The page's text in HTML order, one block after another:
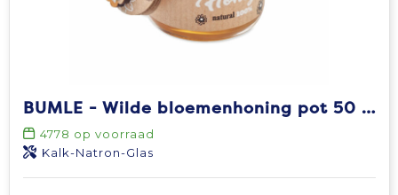
BUMLE - Wilde bloemenhoning pot 50 gr
4778 op voorraad
Kalk-Natron-Glas